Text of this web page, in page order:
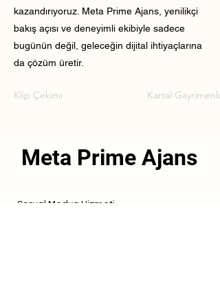
kazandırıyoruz. Meta Prime Ajans, yenilikçi
bakış açısı ve deneyimli ekibiyle sadece
bugünün değil, geleceğin dijital ihtiyaçlarına
da çözüm üretir.
Klip Çekimi Kartal
Meta Prime Ajans
Sosyal Medya Hizmeti